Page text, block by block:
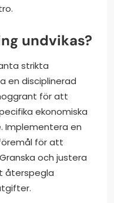
undvikas?
strikta
en disciplinerad
för att
ekonomiska
Implementera en
för att
och justera
återspegla